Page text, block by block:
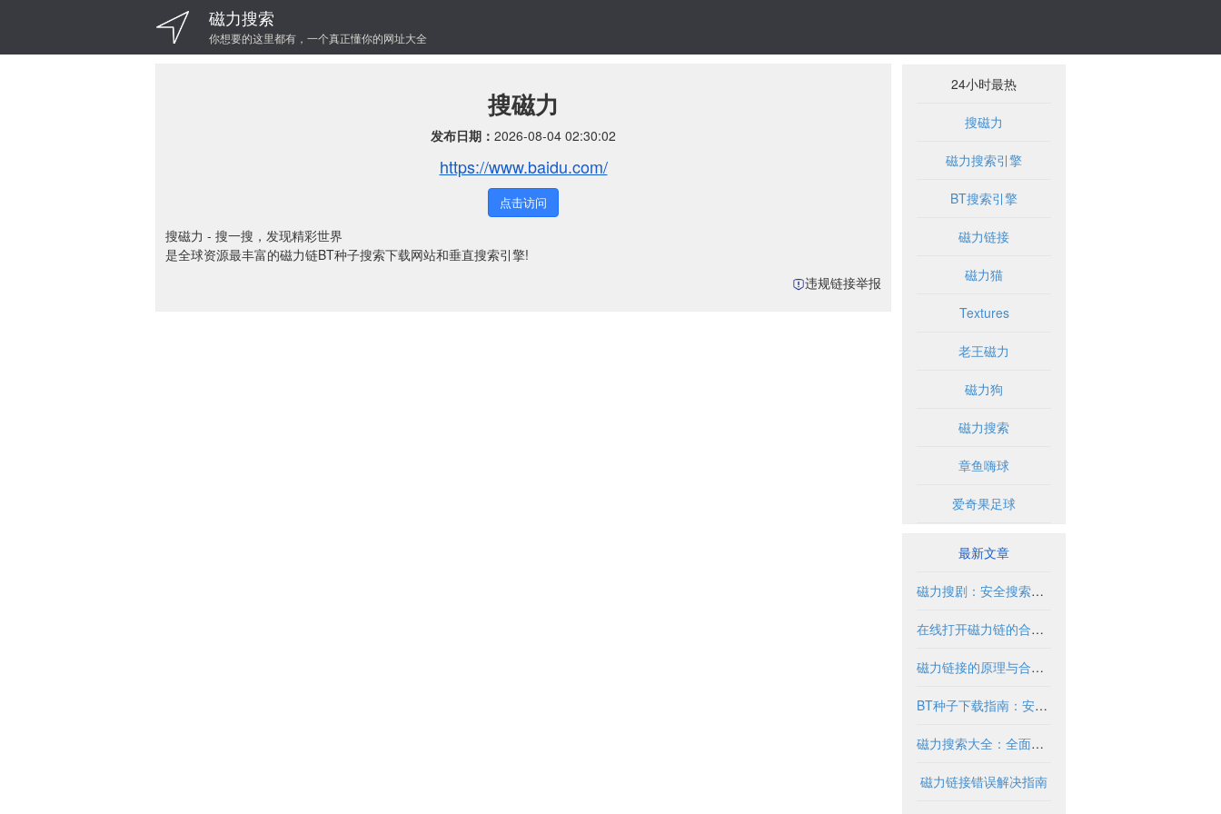
磁力搜索
你想要的这里都有，一个真正懂你的网址大全
搜磁力
发布日期： 2026-08-04 02:30:02
https://www.baidu.com/
点击访问
搜磁力 - 搜一搜，发现精彩世界
是全球资源最丰富的磁力链BT种子搜索下载网站和垂直搜索引擎!
违规链接举报
24小时最热
搜磁力
磁力搜索引擎
BT搜索引擎
磁力链接
磁力猫
Textures
老王磁力
磁力狗
磁力搜索
章鱼嗨球
爱奇果足球
最新文章
磁力搜剧：安全搜索与合法使用指南
在线打开磁力链的合法使用指南
磁力链接的原理与合法使用指南
BT种子下载指南：安全合法获取资源方法
磁力搜索大全：全面指南与实用技巧
磁力链接错误解决指南